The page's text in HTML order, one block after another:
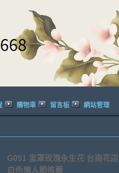
購物車 留言板 網站管理
G051 盅罩玫瑰永生花 台南花店
白色情人節推薦